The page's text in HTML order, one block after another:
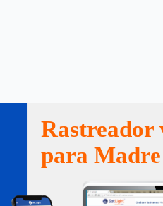
Rastreador
para Madre